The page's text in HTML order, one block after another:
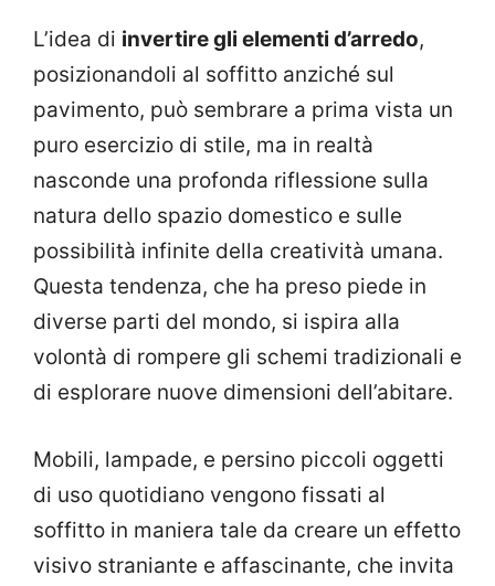
L’idea di invertire gli elementi d’arredo,
posizionandoli al soffitto anziché sul
pavimento, può sembrare a prima vista un
puro esercizio di stile, ma in realtà
nasconde una profonda riflessione sulla
natura dello spazio domestico e sulle
possibilità infinite della creatività umana.
Questa tendenza, che ha preso piede in
diverse parti del mondo, si ispira alla
volontà di rompere gli schemi tradizionali e
di esplorare nuove dimensioni dell’abitare.
Mobili, lampade, e persino piccoli oggetti
di uso quotidiano vengono fissati al
soffitto in maniera tale da creare un effetto
visivo straniante e affascinante, che invita